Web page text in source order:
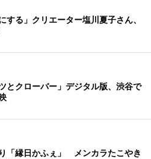
する」クリエーター塩川夏子さん、
とクローバー」デジタル版、渋谷で
「縁日かふぇ」 メンカラたこやき